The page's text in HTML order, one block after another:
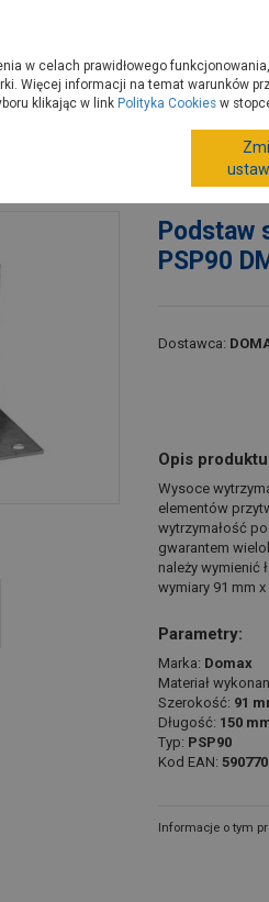
Gdzie kupisz Porady
Podstaw
PSP90
Dostawca:
Opis
Wysoce
elementów
wytrzymałość
gwarantem
należy wymienić
wymiary 91 mm x
Parametry:
Marka: Domax
Materiał
Szerokość: 91
Długość: 150
Typ: PSP90
Kod EAN:
Informacje o tym
w celach prawidłowego
Więcej informacji na temat warunków
klikając w link Polityka Cookies w